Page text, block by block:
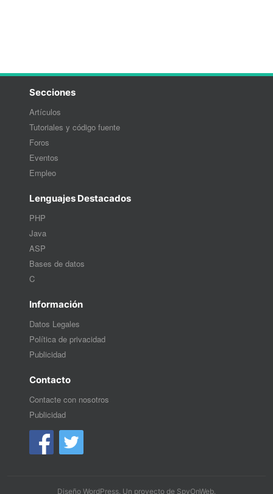
Secciones
Artículos
Tutoriales y código fuente
Foros
Eventos
Empleo
Lenguajes Destacados
PHP
Java
ASP
Bases de datos
C
Información
Datos Legales
Política de privacidad
Publicidad
Contacto
Contacte con nosotros
Publicidad
Diseño WordPress. Un proyecto de SpyOnWeb.